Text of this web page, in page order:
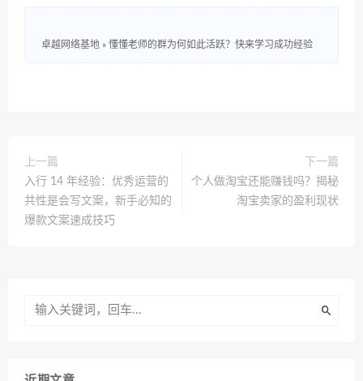
卓越网络基地 » 懂懂老师的群为何如此活跃？快来学习成功经验
上一篇
入行 14 年经验：优秀运营的
共性是会写文案，新手必知的
爆款文案速成技巧
下一篇
个人做淘宝还能赚钱吗？揭秘
淘宝卖家的盈利现状